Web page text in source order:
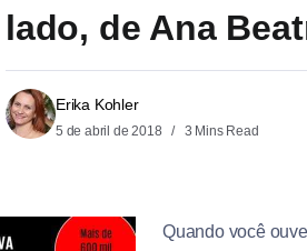
lado, de Ana
Erika Kohler
5 de abril de 2018 3 Mins Read
Quando você